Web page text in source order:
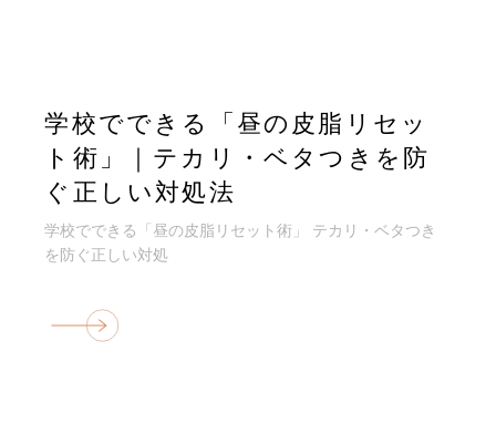
学校でできる「昼の皮脂リセッ
ト術」｜テカリ・ベタつきを防
ぐ正しい対処法
学校でできる「昼の皮脂リセット術」 テカリ・ベタつき
を防ぐ正しい対処